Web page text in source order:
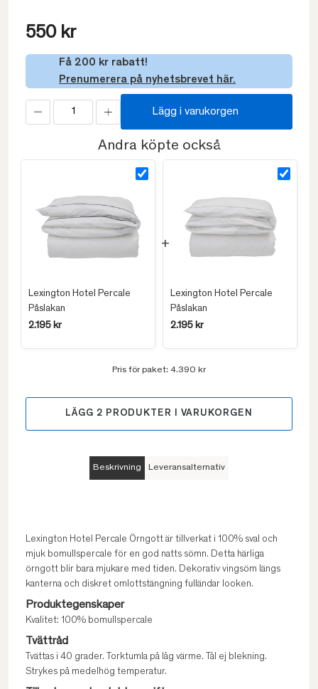
550 kr
Få 200 kr rabatt!
Prenumerera på nyhetsbrevet här.
Lägg i varukorgen
Andra köpte också
Lexington Hotel Percale
Påslakan
2.195 kr
Lexington Hotel Percale
Påslakan
2.195 kr
Pris för paket: 4.390 kr
LÄGG 2 PRODUKTER I VARUKORGEN
Beskrivning Leveransalternativ
Lexington Hotel Percale Örngott är tillverkat i 100% sval och
mjuk bomullspercale för en god natts sömn. Detta härliga
örngott blir bara mjukare med tiden. Dekorativ vingsöm längs
kanterna och diskret omlottstängning fulländar looken.
Produktegenskaper
Kvalitet: 100% bomullspercale
Tvättråd
Tvättas i 40 grader. Torktumla på låg värme. Tål ej blekning.
Strykes på medelhög temperatur.